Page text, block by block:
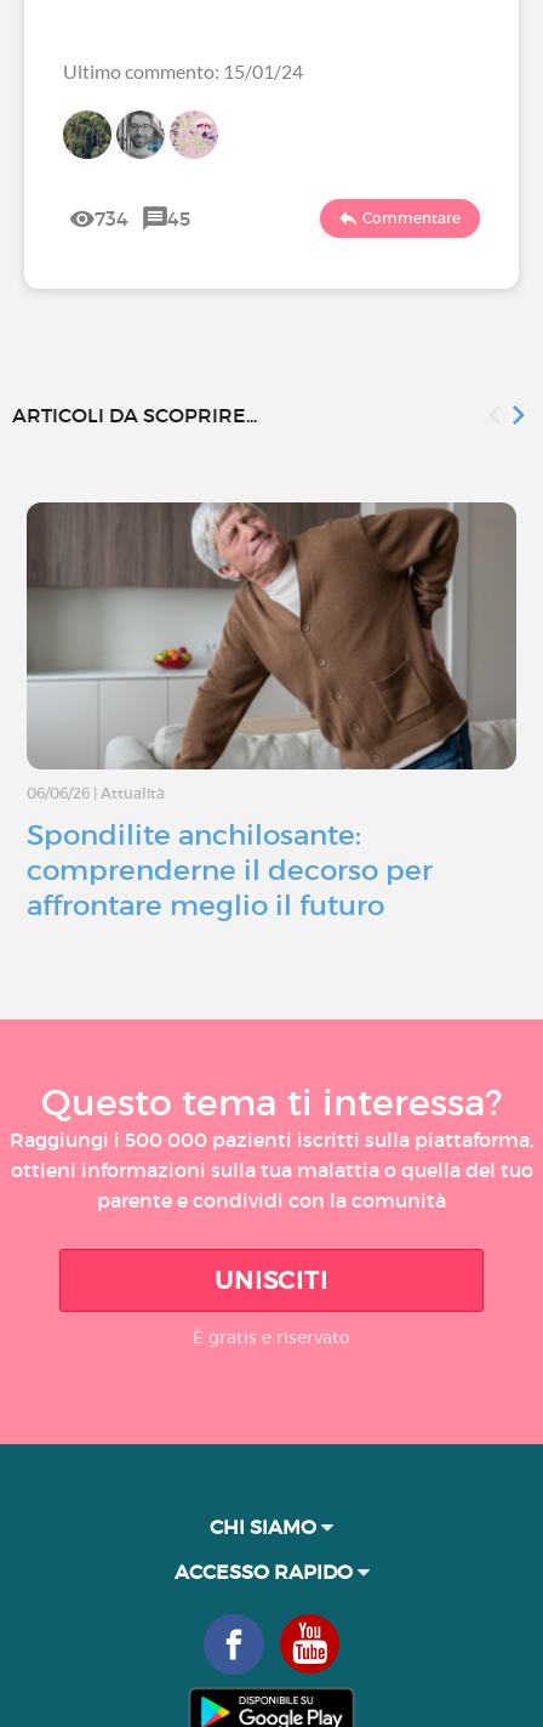
Ultimo commento: 15/01/24
734 45 Commentare
ARTICOLI DA SCOPRIRE...
06/06/26 | Attualità
Spondilite anchilosante:
comprenderne il decorso per
affrontare meglio il futuro
Questo tema ti interessa?
Raggiungi i 500 000 pazienti iscritti sulla piattaforma,
ottieni informazioni sulla tua malattia o quella del tuo
parente e condividi con la comunità
UNISCITI
È gratis e riservato
CHI SIAMO
ACCESSO RAPIDO